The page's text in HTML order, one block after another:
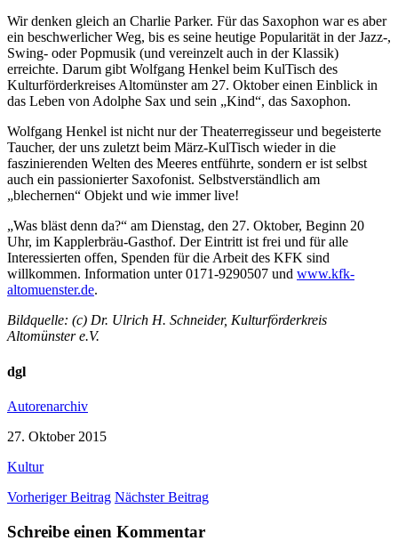
Wir denken gleich an Charlie Parker. Für das Saxophon war es aber
ein beschwerlicher Weg, bis es seine heutige Popularität in der Jazz-,
Swing- oder Popmusik (und vereinzelt auch in der Klassik)
erreichte. Darum gibt Wolfgang Henkel beim KulTisch des
Kulturförderkreises Altomünster am 27. Oktober einen Einblick in
das Leben von Adolphe Sax und sein „Kind“, das Saxophon.
Wolfgang Henkel ist nicht nur der Theaterregisseur und begeisterte
Taucher, der uns zuletzt beim März-KulTisch wieder in die
faszinierenden Welten des Meeres entführte, sondern er ist selbst
auch ein passionierter Saxofonist. Selbstverständlich am
„blechernen“ Objekt und wie immer live!
„Was bläst denn da?“ am Dienstag, den 27. Oktober, Beginn 20
Uhr, im Kapplerbräu-Gasthof. Der Eintritt ist frei und für alle
Interessierten offen, Spenden für die Arbeit des KFK sind
willkommen. Information unter 0171-9290507 und www.kfk-
altomuenster.de.
Bildquelle: (c) Dr. Ulrich H. Schneider, Kulturförderkreis
Altomünster e.V.
dgl
Autorenarchiv
27. Oktober 2015
Kultur
Vorheriger Beitrag Nächster Beitrag
Schreibe einen Kommentar